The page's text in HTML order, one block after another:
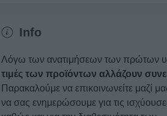
Info
Λόγω των ανατιμήσεων των πρώτων
τιμές των προϊόντων αλλάζουν
Παρακαλούμε να επικοινωνείτε μαζί
να σας ενημερώσουμε για τις